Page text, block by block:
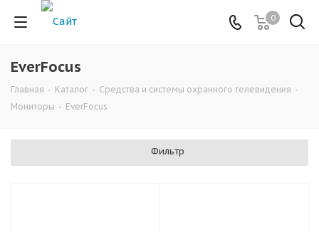
0
EverFocus
Главная - Каталог - Средства и системы охранного телевидения -
Мониторы - EverFocus
Фильтр